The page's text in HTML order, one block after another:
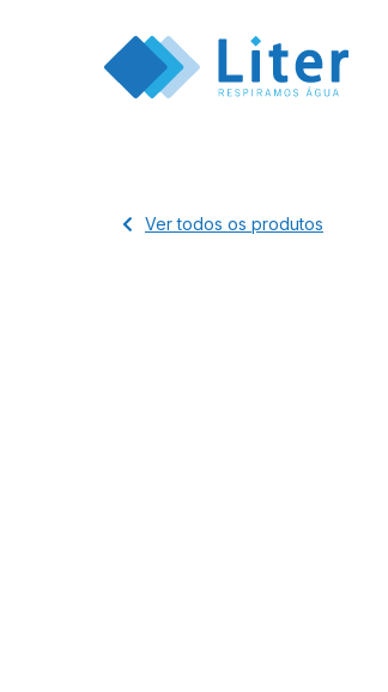
Ver todos os produtos